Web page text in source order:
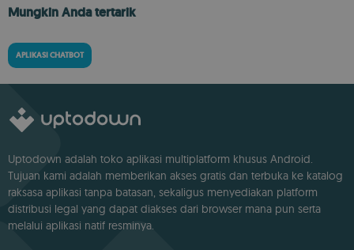
Mungkin Anda tertarik
APLIKASI CHATBOT
Uptodown adalah toko aplikasi multiplatform khusus Android.
Tujuan kami adalah memberikan akses gratis dan terbuka ke katalog
raksasa aplikasi tanpa batasan, sekaligus menyediakan platform
distribusi legal yang dapat diakses dari browser mana pun serta
melalui aplikasi natif resminya.